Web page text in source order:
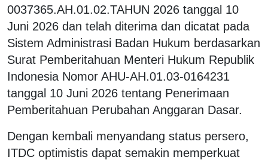
0037365.AH.01.02.TAHUN 2026 tanggal 10
Juni 2026 dan telah diterima dan dicatat pada
Sistem Administrasi Badan Hukum berdasarkan
Surat Pemberitahuan Menteri Hukum Republik
Indonesia Nomor AHU-AH.01.03-0164231
tanggal 10 Juni 2026 tentang Penerimaan
Pemberitahuan Perubahan Anggaran Dasar.
Dengan kembali menyandang status persero,
ITDC optimistis dapat semakin memperkuat